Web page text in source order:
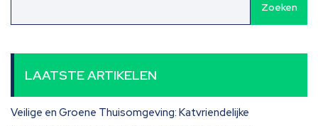
Zoeken
LAATSTE ARTIKELEN
Veilige en Groene Thuisomgeving: Katvriendelijke